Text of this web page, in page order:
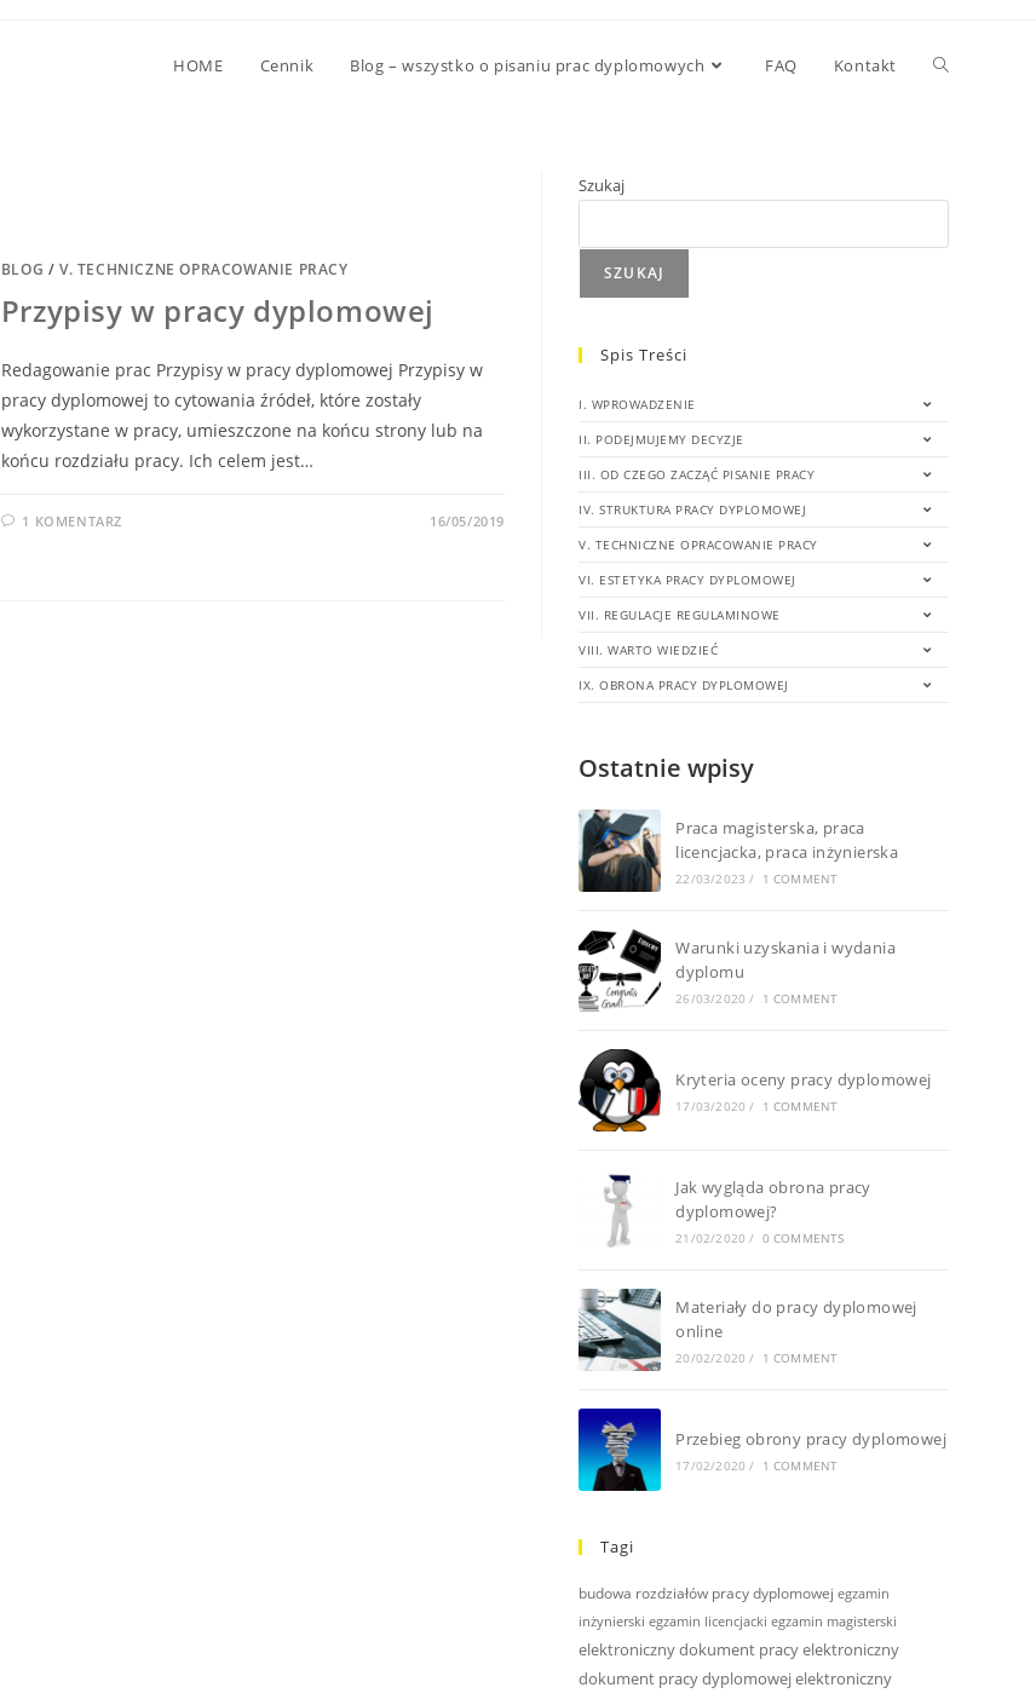
HOME Cennik Blog – wszystko o pisaniu prac dyplomowych FAQ Kontakt
BLOG /V. TECHNICZNE OPRACOWANIE PRACY
Przypisy w pracy dyplomowej
Redagowanie prac Przypisy w pracy dyplomowej Przypisy w
pracy dyplomowej to cytowania źródeł, które zostały
wykorzystane w pracy, umieszczone na końcu strony lub na
końcu rozdziału pracy. Ich celem jest…
1 KOMENTARZ 16/05/2019
Szukaj
SZUKAJ
Spis Treści
I. WPROWADZENIE
II. PODEJMUJEMY DECYZJE
III. OD CZEGO ZACZĄĆ PISANIE PRACY
IV. STRUKTURA PRACY DYPLOMOWEJ
V. TECHNICZNE OPRACOWANIE PRACY
VI. ESTETYKA PRACY DYPLOMOWEJ
VII. REGULACJE REGULAMINOWE
VIII. WARTO WIEDZIEĆ
IX. OBRONA PRACY DYPLOMOWEJ
Ostatnie wpisy
Praca magisterska, praca
licencjacka, praca inżynierska
22/03/2023 / 1 COMMENT
Warunki uzyskania i wydania
dyplomu
26/03/2020 / 1 COMMENT
Kryteria oceny pracy dyplomowej
17/03/2020 / 1 COMMENT
Jak wygląda obrona pracy
dyplomowej?
21/02/2020 / 0 COMMENTS
Materiały do pracy dyplomowej
online
20/02/2020 / 1 COMMENT
Przebieg obrony pracy dyplomowej
17/02/2020 / 1 COMMENT
Tagi
budowa rozdziałów pracy dyplomowej egzamin
inżynierski egzamin licencjacki egzamin magisterski
elektroniczny dokument pracyelektroniczny
dokument pracy dyplomowejelektroniczny